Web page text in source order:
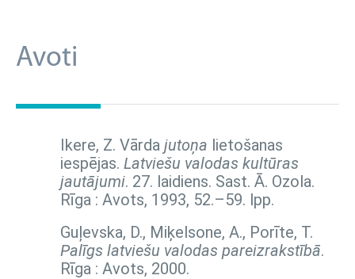
Avoti
Ikere, Z. Vārda jutoņa lietošanas
iespējas. Latviešu valodas kultūras
jautājumi. 27. laidiens. Sast. Ā. Ozola.
Rīga : Avots, 1993, 52.–59. lpp.
Guļevska, D., Miķelsone, A., Porīte, T.
Palīgs latviešu valodas pareizrakstībā.
Rīga : Avots, 2000.